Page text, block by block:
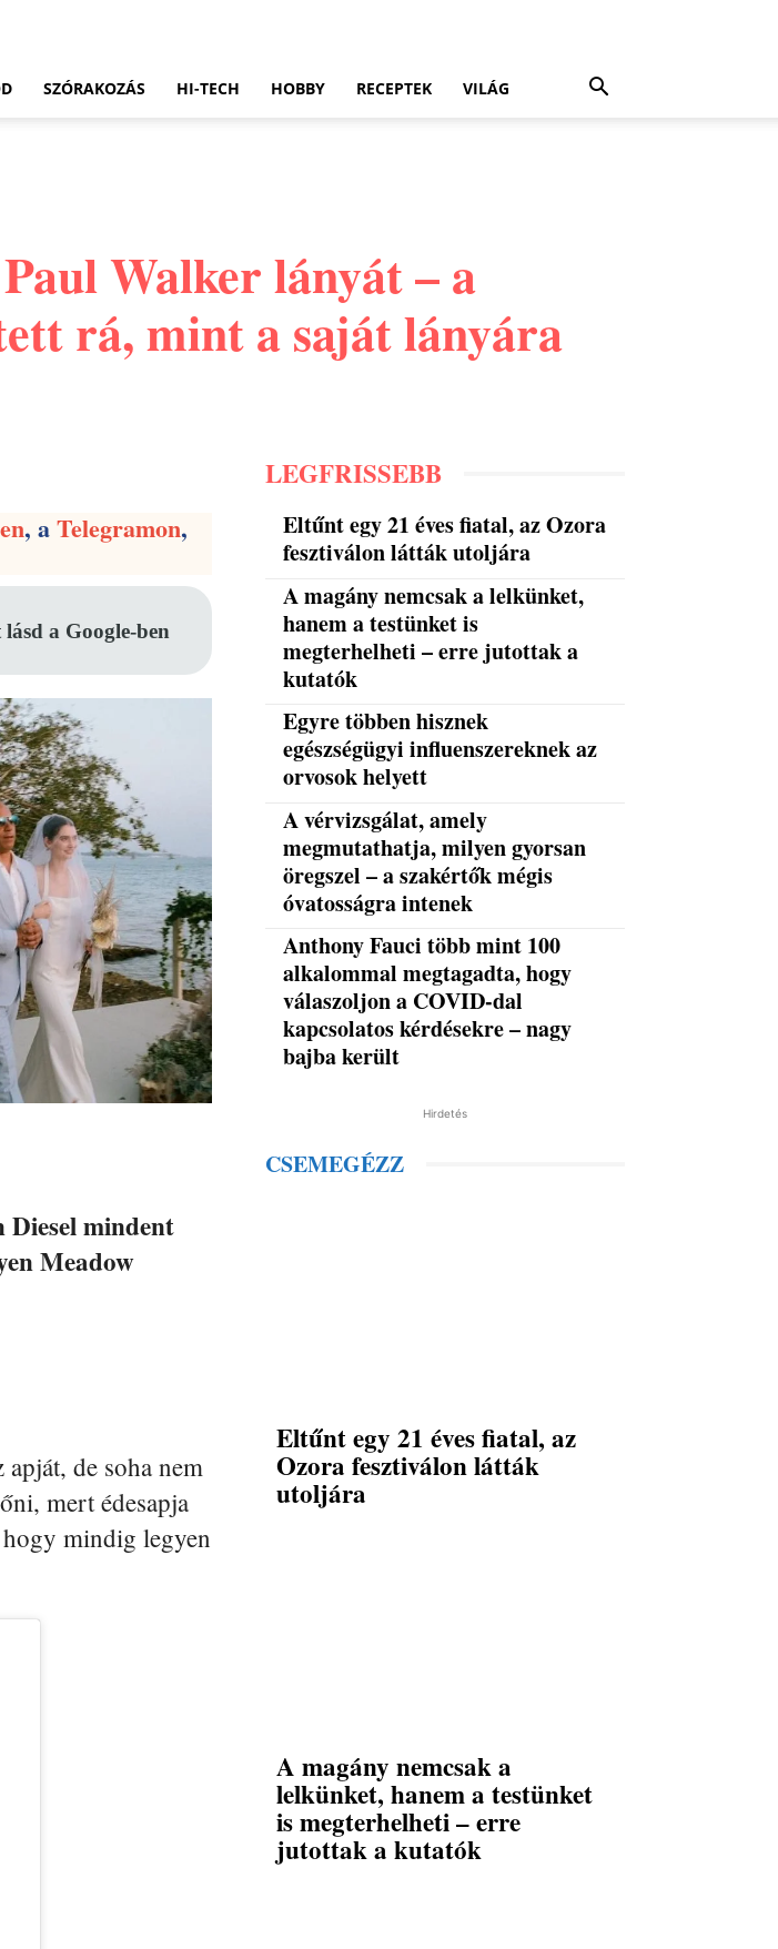
SZÓRAKOZÁS HI-TECH HOBBY RECEPTEK VILÁG
Walker lányát – a
rá, mint a saját lányára
, aTelegramon,
a Google-ben
Diesel mindent
Meadow
apját, de soha nem
mert édesapja
mindig legyen
LEGFRISSEBB
Eltűnt egy 21 éves fiatal, az Ozora
fesztiválon látták utoljára
A magány nemcsak a lelkünket,
hanem a testünket is
megterhelheti – erre jutottak a
kutatók
Egyre többen hisznek
egészségügyi influenszereknek az
orvosok helyett
A vérvizsgálat, amely
megmutathatja, milyen gyorsan
öregszel – a szakértők mégis
óvatosságra intenek
Anthony Fauci több mint 100
alkalommal megtagadta, hogy
válaszoljon a COVID-dal
kapcsolatos kérdésekre – nagy
bajba került
Hirdetés
CSEMEGÉZZ
Eltűnt egy 21 éves fiatal, az
Ozora fesztiválon látták
utoljára
A magány nemcsak a
lelkünket, hanem a testünket
is megterhelheti – erre
jutottak a kutatók